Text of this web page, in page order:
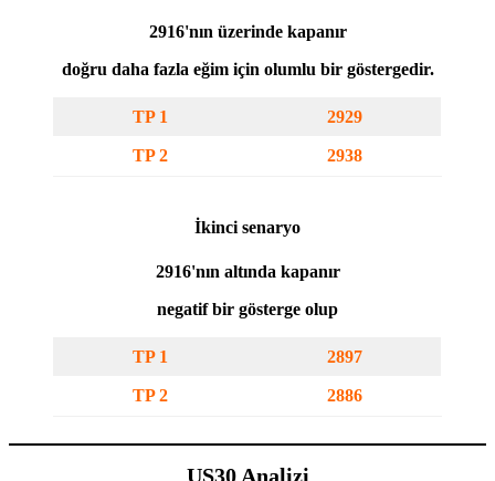
2916'nın üzerinde kapanır
doğru daha fazla eğim için olumlu bir göstergedir.
TP 1 2929
TP 2 2938
İkinci senaryo
2916'nın altında kapanır
negatif bir gösterge olup
TP 1 2897
TP 2 2886
US30 Analizi